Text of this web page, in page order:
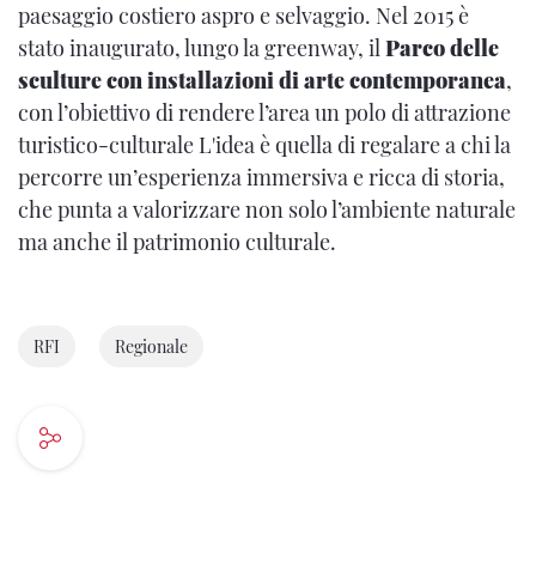
paesaggio costiero aspro e selvaggio. Nel 2015 è
stato inaugurato, lungo la greenway, ilParco delle
sculture con installazioni di arte contemporanea,
con l’obiettivo di rendere l’area un polo di attrazione
turistico-culturale L'idea è quella di regalare a chi la
percorre un’esperienza immersiva e ricca di storia,
che punta a valorizzare non solo l’ambiente naturale
ma anche il patrimonio culturale.
RFI Regionale